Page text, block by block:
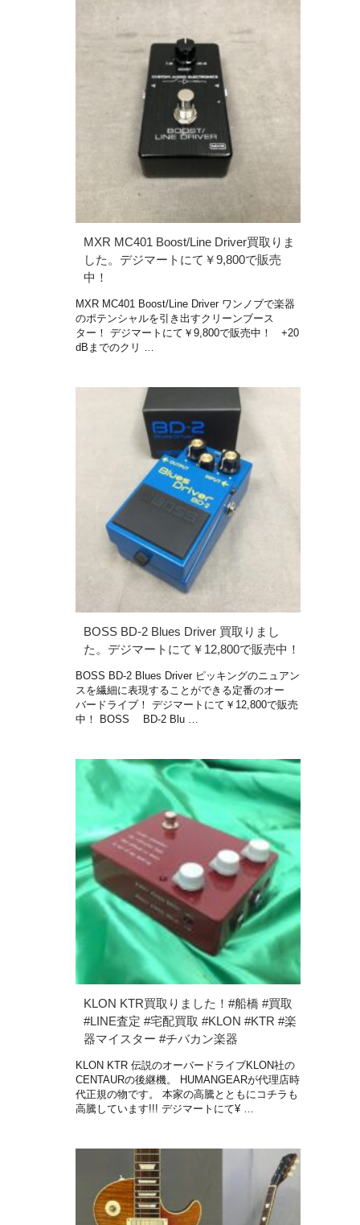
MXR MC401 Boost/Line Driver買取りま
した。デジマートにて￥9,800で販売
中！
MXR MC401 Boost/Line Driver ワンノブで楽器
のポテンシャルを引き出すクリーンブース
ター！ デジマートにて￥9,800で販売中！ +20
dBまでのクリ …
BOSS BD-2 Blues Driver 買取りまし
た。デジマートにて￥12,800で販売中！
BOSS BD-2 Blues Driver ピッキングのニュアン
スを繊細に表現することができる定番のオー
バードライブ！ デジマートにて￥12,800で販売
中！ BOSS BD-2 Blu …
KLON KTR買取りました！#船橋 #買取
#LINE査定 #宅配買取 #KLON #KTR #楽
器マイスター #チバカン楽器
KLON KTR 伝説のオーバードライブKLON社の
CENTAURの後継機。 HUMANGEARが代理店時
代正規の物です。 本家の高騰とともにコチラも
高騰しています!!! デジマートにて¥ …